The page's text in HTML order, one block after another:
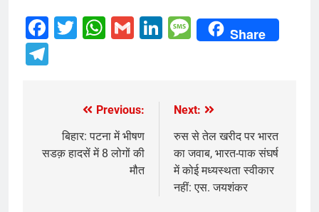
Facebook
Twitter
WhatsApp
GmailLinkedIn
Message
Share
navigation
Previous:
बिहार: पटना में भीषण
सडक़ हादसें में 8 लोगों की
मौत
Next:
रुस से तेल खरीद पर भारत
का जवाब, भारत-पाक संघर्ष
में कोई मध्यस्थता स्वीकार
नहीं: एस. जयशंकर